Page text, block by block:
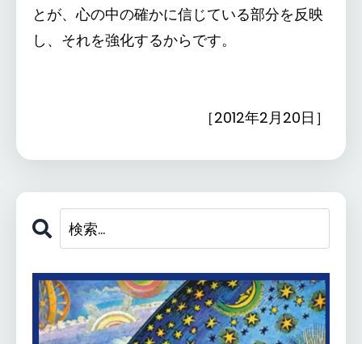
とが、心の中の確かに信じている部分を反映
し、それを強化するからです。
［2012年2月20日］